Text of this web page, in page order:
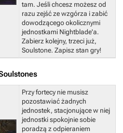
tam. Jeśli chcesz możesz od
razu zejść ze wzgórza i zabić
dowodzącego okolicznymi
jednostkami Nightblade'a.
Zabierz kolejny, trzeci już,
Soulstone. Zapisz stan gry!
Przy fortecy nie musisz
pozostawiać żadnych
jednostek, stacjonujące w niej
jednostki spokojnie sobie
poradzą z odpieraniem